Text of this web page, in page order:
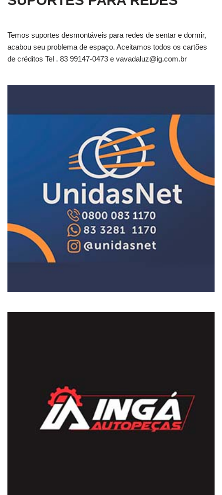
Temos suportes desmontáveis para redes de sentar e dormir,
acabou seu problema de espaço. Aceitamos todos os cartões
de créditos Tel . 83 99147-0473 e vavadaluz@ig.com.br